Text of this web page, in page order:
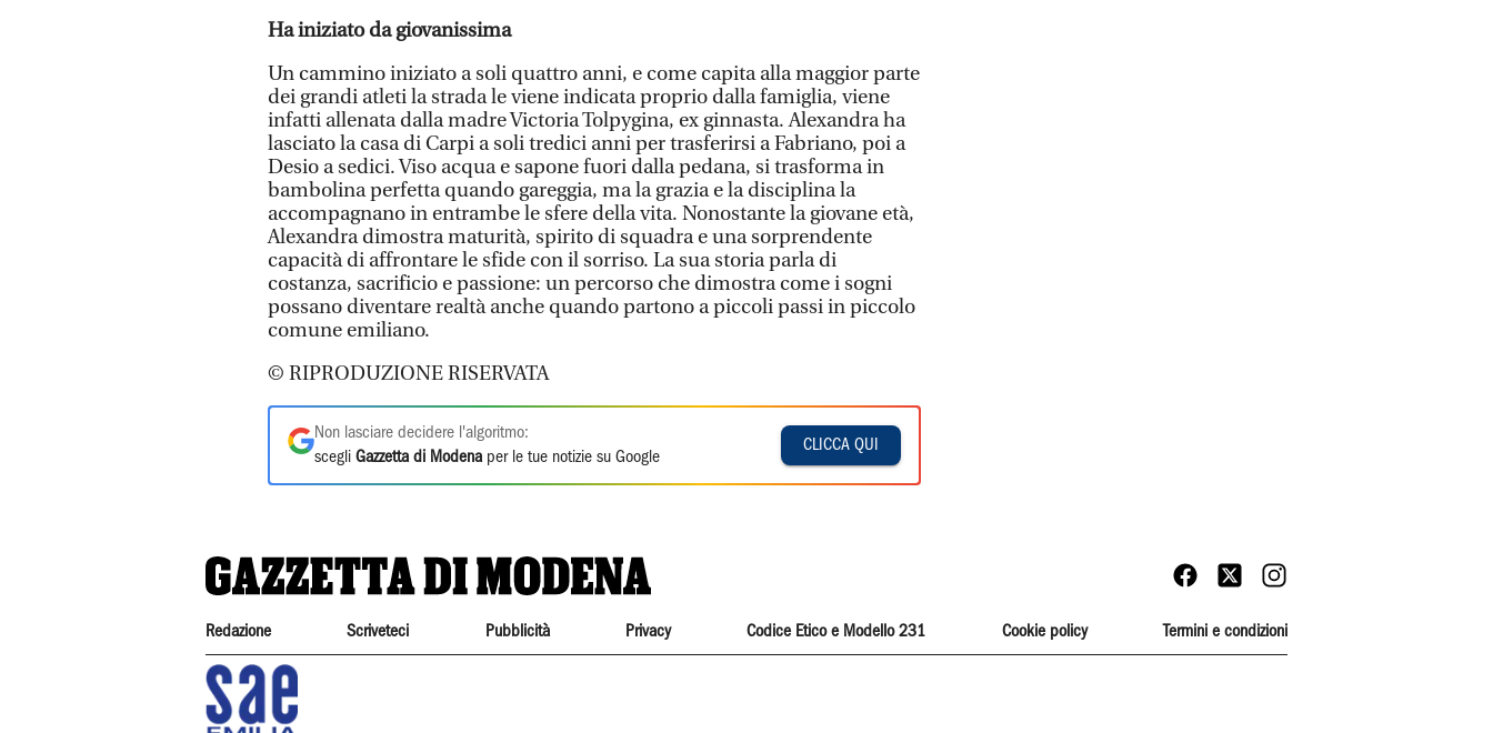
Ha iniziato da giovanissima
Un cammino iniziato a soli quattro anni, e come capita alla maggior parte
dei grandi atleti la strada le viene indicata proprio dalla famiglia, viene
infatti allenata dalla madre Victoria Tolpygina, ex ginnasta. Alexandra ha
lasciato la casa di Carpi a soli tredici anni per trasferirsi a Fabriano, poi a
Desio a sedici. Viso acqua e sapone fuori dalla pedana, si trasforma in
bambolina perfetta quando gareggia, ma la grazia e la disciplina la
accompagnano in entrambe le sfere della vita. Nonostante la giovane età,
Alexandra dimostra maturità, spirito di squadra e una sorprendente
capacità di affrontare le sfide con il sorriso. La sua storia parla di
costanza, sacrificio e passione: un percorso che dimostra come i sogni
possano diventare realtà anche quando partono a piccoli passi in piccolo
comune emiliano.
© RIPRODUZIONE RISERVATA
Non lasciare decidere l'algoritmo:
scegli Gazzetta di Modena per le tue notizie su Google
CLICCA QUI
Redazione Scriveteci Pubblicità Privacy Codice Etico e Modello 231 Cookie policy Termini e condizioni